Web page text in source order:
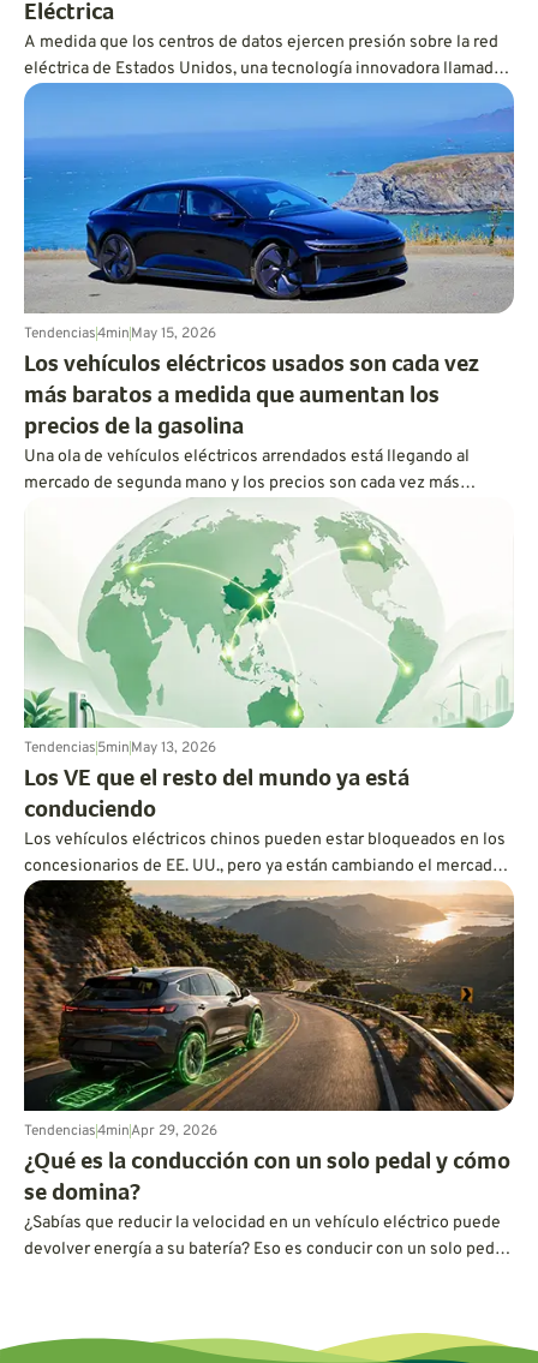
Eléctrica
A medida que los centros de datos ejercen presión sobre la red
eléctrica de Estados Unidos, una tecnología innovadora llamada
microrred podría mantener los vehículos eléctricos cargados y
Tendencias4minMay 15, 2026
Los vehículos eléctricos usados son cada vez
más baratos a medida que aumentan los
precios de la gasolina
Una ola de vehículos eléctricos arrendados está llegando al
mercado de segunda mano y los precios son cada vez más
atractivos. Para el conductor adecuado, la conducción eléctrica
finalmente puede parecer menos costosa y más práctica.
Tendencias5minMay 13, 2026
Los VE que el resto del mundo ya está
conduciendo
Los vehículos eléctricos chinos pueden estar bloqueados en los
concesionarios de EE. UU., pero ya están cambiando el mercado
en Australia, Europa, Canadá y más allá. Aquí te explicamos por
qué el resto del mundo se mueve más rápido de lo que los
estadounidenses podrían darse cuenta.
Tendencias4minApr 29, 2026
¿Qué es la conducción con un solo pedal y cómo
se domina?
¿Sabías que reducir la velocidad en un vehículo eléctrico puede
devolver energía a su batería? Eso es conducir con un solo pedal